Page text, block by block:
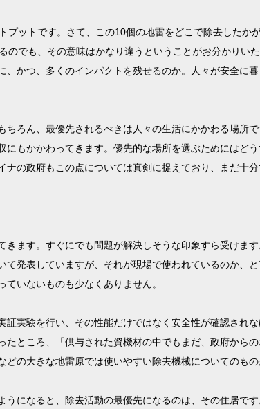
ットです。さて、この10個の地雷をどこで除去したか
でも、その意味はかなり違うということがお分かりい
かつ、多くのインパクトを残せるのか。人々が安全に
ろん、最優先されるべきは人々の生活にかかわる場所
もかかわってきます。優先的な場所を選ぶためにはど
の政府もこの点については真剣に捉えており、まだ十
ます。すぐにでも問題が解決しそうな印象すら受けま
発表していますが、それが現場で使われているのか、
いないものも少なくありません。
実験を行い、その性能だけではなく安全性が確認され
ところ、「供与された資機材の中でもまだ、政府から
の大きな地雷原では使いやすい除去機械についてのもの
になると、除去活動の最優先になるのは、その住居で